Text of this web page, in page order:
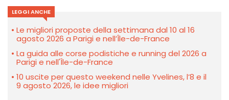
LEGGI ANCHE
Le migliori proposte della settimana dal 10 al 16
agosto 2026 a Parigi e nell’Île-de-France
La guida alle corse podistiche e running del 2026 a
Parigi e nell'Île-de-France
10 uscite per questo weekend nelle Yvelines, l’8 e il
9 agosto 2026, le idee migliori